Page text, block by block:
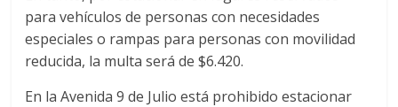
para vehículos de personas con necesidades
especiales o rampas para personas con movilidad
reducida, la multa será de $6.420.
En la Avenida 9 de Julio está prohibido estacionar